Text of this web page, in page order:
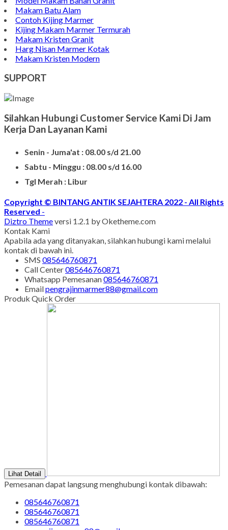
Makam Batu Alam
Contoh Kijing Marmer
Kijing Makam Marmer Termurah
Makam Kristen Granit
Harg Nisan Marmer Kotak
Makam Kristen Modern
SUPPORT
Silahkan Hubungi Customer Service Kami Di Jam
Kerja Dan Layanan Kami
Senin - Juma'at : 08.00 s/d 21.00
Sabtu - Minggu : 08.00 s/d 16.00
Tgl Merah : Libur
Copyright © BINTANG ANTIK SEJAHTERA 2022 - All Rights
Reserved -
Diztro Themeversi 1.2.1 by Oketheme.com
Kontak Kami
Apabila ada yang ditanyakan, silahkan hubungi kami melalui
kontak di bawah ini.
SMS 085646760871
Call Center085646760871
Whatsapp Pemesanan085646760871
Emailpengrajinmarmer88@gmail.com
Produk Quick Order
Lihat Detail
Pemesanan dapat langsung menghubungi kontak dibawah:
085646760871
085646760871
085646760871